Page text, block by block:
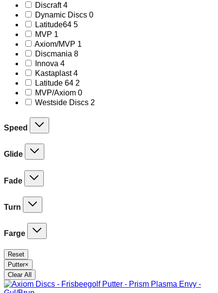
Discraft 4
products
Dynamic Discs 00
Latitude64 55
MVP 1
product
Axiom/MVP 1
Discmania 8
Innova 4
products
Kastaplast 4
products
Latitude 64 2
products
MVP/Axiom 00
products
Westside Discs 2
Speed
Glide
Fade
Turn
Farge
Reset
Putter×
Clear All